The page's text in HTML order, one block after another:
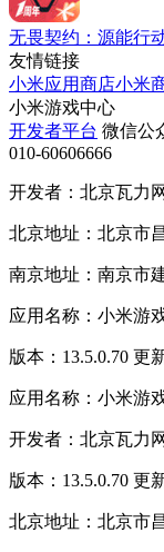
无畏契约：源能行
友情链接
小米应用商店小米
小米游戏中心
开发者平台 微信公
010-60606666
开发者：北京瓦力
北京地址：北京市
南京地址：南京市
应用名称：小米游
版本：13.5.0.70 更
应用名称：小米游
开发者：北京瓦力
版本：13.5.0.70 更
北京地址：北京市